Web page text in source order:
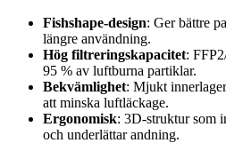
Fishshape-design: Ger bättre
längre användning.
Hög filtreringskapacitet:
95 % av luftburna partiklar.
Bekvämlighet: Mjukt
att minska luftläckage.
Ergonomisk: 3D-struktur som
och underlättar andning.